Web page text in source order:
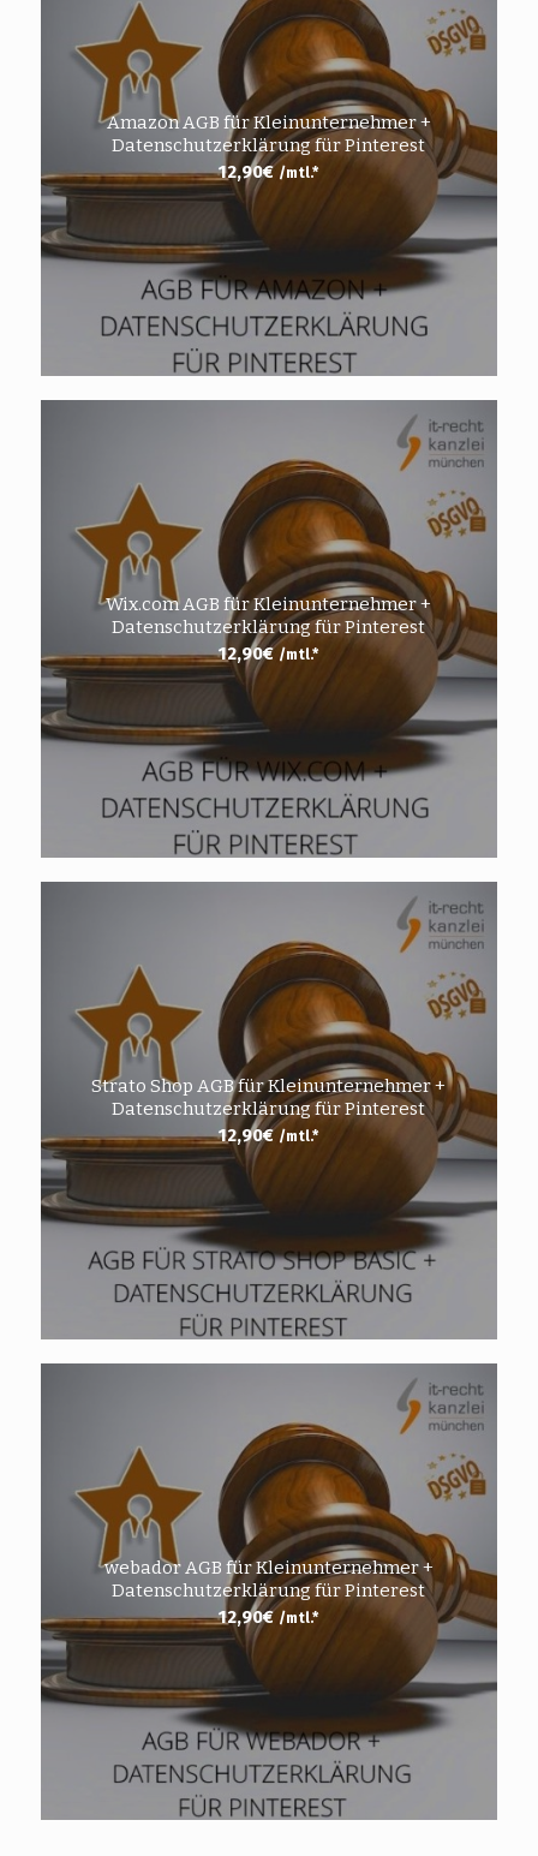
Amazon AGB für Kleinunternehmer +
Datenschutzerklärung für Pinterest
12,90€ /mtl.*
Wix.com AGB für Kleinunternehmer +
Datenschutzerklärung für Pinterest
12,90€ /mtl.*
Strato Shop AGB für Kleinunternehmer +
Datenschutzerklärung für Pinterest
12,90€ /mtl.*
webador AGB für Kleinunternehmer +
Datenschutzerklärung für Pinterest
12,90€ /mtl.*